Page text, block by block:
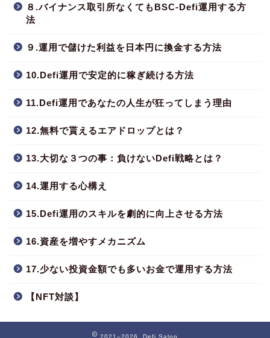
８.バイナンス取引所なくてもBSC-Defi運用する方
法
９.運用で儲けた利益を日本円に換金する方法
10.Defi運用で安定的に稼ぎ続ける方法
11.Defi運用であなたの人生が狂ってしまう理由
12.無料で貰えるエアドロップとは？
13.大切な３つの事：負けないDefi戦略とは？
14.運用する心構え
15.Defi運用のスキルを劇的に向上させる方法
16.資産を増やすメカニズム
17.少ない投資金額でも多いお金で運用する方法
【NFT対談】
2021–2026 Defi Salon